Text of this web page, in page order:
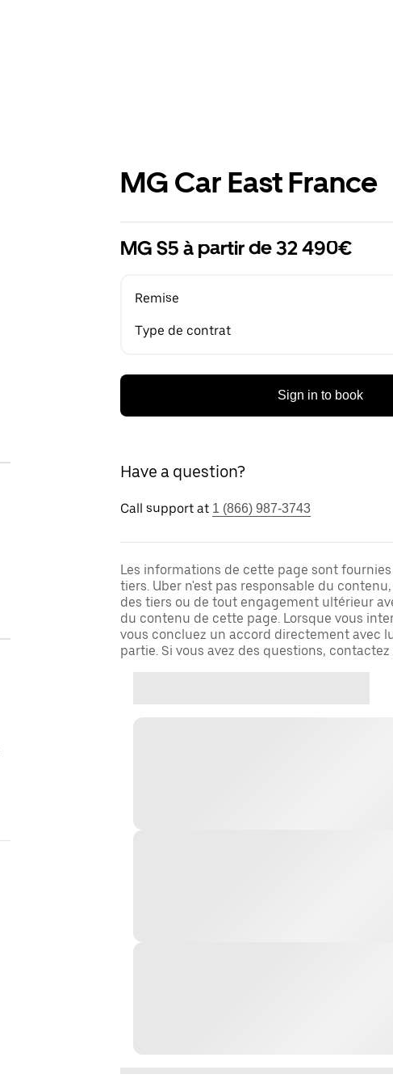
MG Car East France
MG S5 à partir de 32 490€
Remise
Type de contrat
Sign in to book
Have a question?
Call support at 1 (866) 987-3743
Les informations de cette page sont
tiers. Uber n'est pas responsable du
des tiers ou de tout engagement ultérieur
du contenu de cette page. Lorsque vous
vous concluez un accord directement avec
partie. Si vous avez des questions,